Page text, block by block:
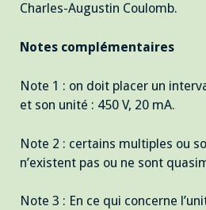
Charles-Augustin Coulomb.
Notes complémentaires
Note 1 : on doit placer un
et son unité : 450 V, 20 mA.
Note 2 : certains multiples ou
n’existent pas ou ne sont
Note 3 : En ce qui concerne